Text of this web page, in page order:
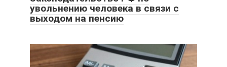
увольнению человека в связи с
выходом на пенсию